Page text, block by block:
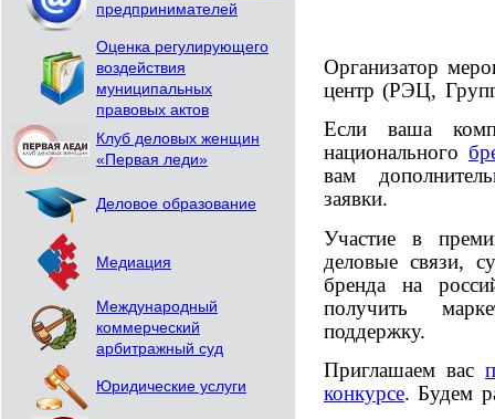
предпринимателей
Оценка регулирующего
воздействия
муниципальных
правовых актов
Клуб деловых женщин
«Первая леди»
Деловое образование
Медиация
Международный
коммерческий
арбитражный суд
Юридические услуги
Организатор
центр (РЭЦ,
Если ваша
национального
вам
заявки.
Участие в
деловые связи,
бренда на
получить
поддержку.
Приглашаем вас
конкурсе. Будем